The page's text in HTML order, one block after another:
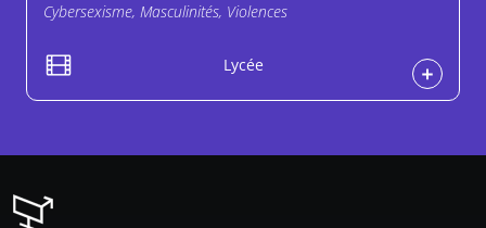
Cybersexisme, Masculinités, Violences
Lycée